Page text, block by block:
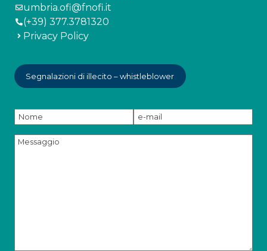
umbria.ofi@fnofi.it
(+39) 377.3781320
Privacy Policy
Segnalazioni di illecito – whistleblower